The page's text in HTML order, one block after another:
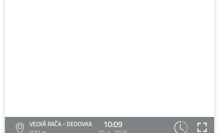
VEĽKÁ RAČA - DEDOVKA
10:09